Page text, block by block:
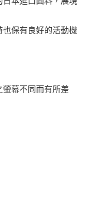
業銀行
行
業銀行
方式。 讓您購物簡單
「AFTEE先享後付」
。
，可透過四大超商／
保有良好的活動機
螢幕不同而有所差